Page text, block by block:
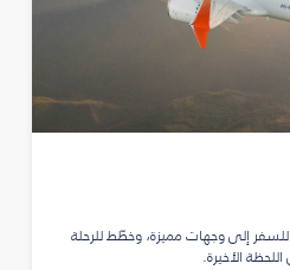
إلى وجهات مميزة، وخطّط للرحلة
الأخيرة.